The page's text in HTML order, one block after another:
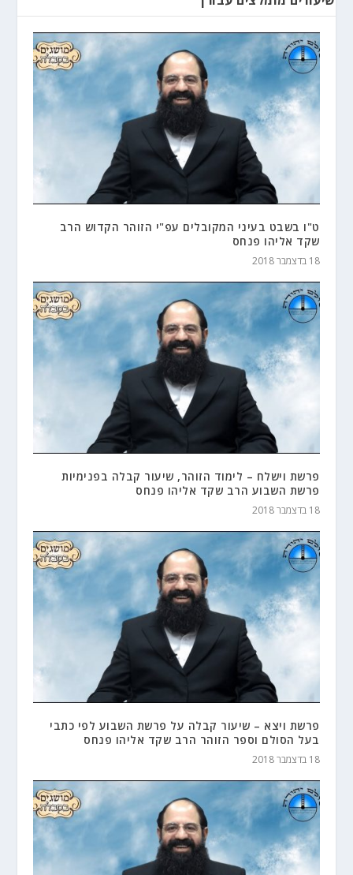
ט"ו בשבט בעיני המקובלים עפ"י הזוהר הקדוש הרב
שקד אליהו פנחס
18 בדצמבר 2018
פרשת וישלח – לימוד הזוהר, שיעור קבלה בפנימיות
פרשת השבוע הרב שקד אליהו פנחס
18 בדצמבר 2018
פרשת ויצא – שיעור קבלה על פרשת השבוע לפי כתבי
בעל הסולם וספר הזוהר הרב שקד אליהו פנחס
18 בדצמבר 2018